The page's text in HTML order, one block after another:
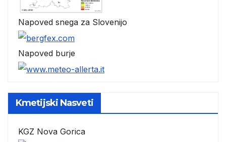
Napoved snega za Slovenijo
Napoved burje
Kmetijski Nasveti
KGZ Nova Gorica